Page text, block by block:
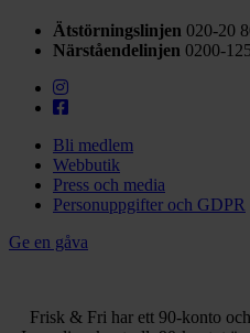
Ätstörningslinjen 020-20
Närståendelinjen 0200-
Bli medlem
Webbutik
Press och media
Personuppgifter och GDPR
Ge en gåva
Frisk & Fri har ett 90-konto